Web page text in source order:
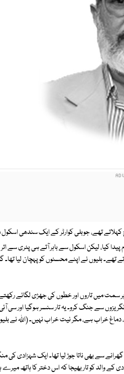
تھے، جوبلی کوارٹر کے ایک سندھی
کیا، لیکن اسکول سے باہر آتے ہی پٹری سے
بلیوں نے اپنے محسنوں کو پہچان لیا تھا۔
ہر سمت میں تاروں اور خطوں کی جھڑی لگائے
سے جنگ کرو۔ یہ تار سنسر ہوگیا اور سی
دماغ خراب ہے، مگر نیت خراب نہیں۔ (اﷲ نے
سے بھی ناتا جوڑ لیا تھا۔ ایک شہزادی کی
کے والد کو تار بھیجا کہ اس دختر کا ہاتھ میرے